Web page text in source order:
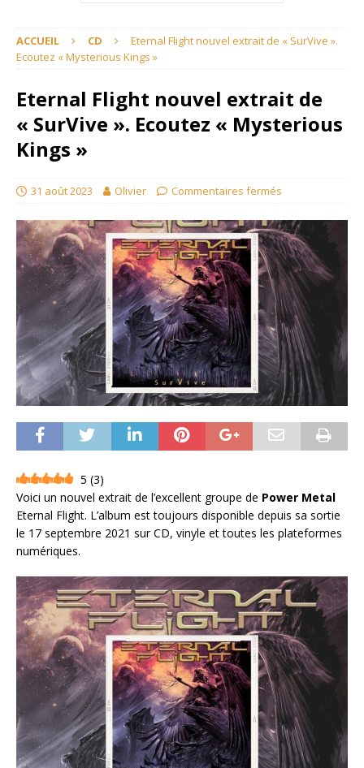
ACCUEIL CD
Eternal Flight nouvel extrait de « SurVive ».
Ecoutez « Mysterious Kings »
Eternal Flight nouvel extrait de
« SurVive ». Ecoutez « Mysterious
Kings »
31 août 2023 Olivier Commentaires fermés
5 (3)
Voici un nouvel extrait de l’excellent groupe de Power Metal
Eternal Flight. L’album est toujours disponible depuis sa sortie
le 17 septembre 2021 sur CD, vinyle et toutes les plateformes
numériques.